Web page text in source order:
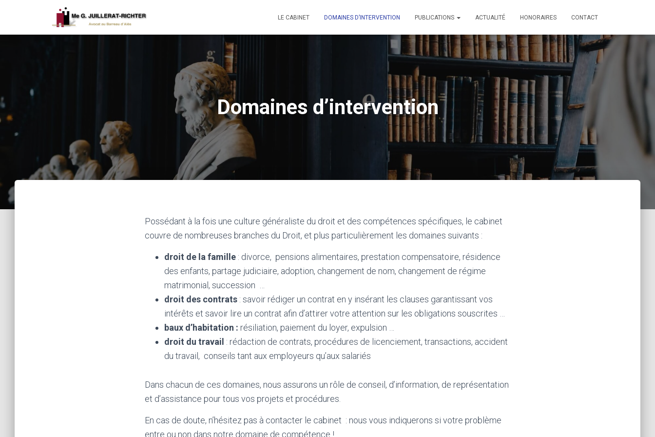
LE CABINET DOMAINES D’INTERVENTION PUBLICATIONS ACTUALITÉ HONORAIRES CONTACT
Domaines d’intervention
Possédant à la fois une culture généraliste du droit et des compétences spécifiques, le cabinet
couvre de nombreuses branches du Droit, et plus particulièrement les domaines suivants :
droit de la famille : divorce, pensions alimentaires, prestation compensatoire, résidence
des enfants, partage judiciaire, adoption, changement de nom, changement de régime
matrimonial, succession …
droit des contrats : savoir rédiger un contrat en y insérant les clauses garantissant vos
intérêts et savoir lire un contrat afin d’attirer votre attention sur les obligations souscrites …
baux d’habitation : résiliation, paiement du loyer, expulsion …
droit du travail : rédaction de contrats, procédures de licenciement, transactions, accident
du travail, conseils tant aux employeurs qu’aux salariés
Dans chacun de ces domaines, nous assurons un rôle de conseil, d’information, de représentation
et d’assistance pour tous vos projets et procédures.
En cas de doute, n’hésitez pas à contacter le cabinet : nous vous indiquerons si votre problème
entre ou non dans notre domaine de compétence !